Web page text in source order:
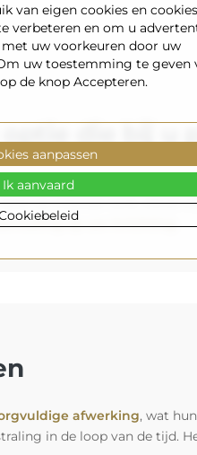
die bij u
bij uw interieur (optioneel
en intenser licht, ideaal
op uw inrichting.
afwerking, wat
in de loop van de tijd.
van eigen cookies en
verbeteren en om u
uw voorkeuren door uw
uw toestemming te geven
de knop Accepteren.
aanpassen
Ik aanvaard